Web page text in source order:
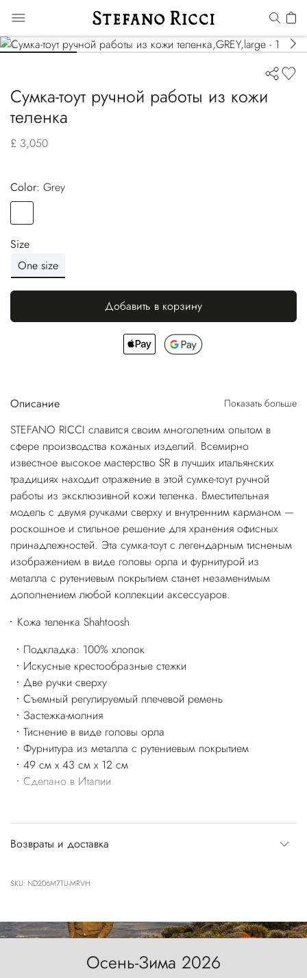
Сумка-тоут ручной работы из кожи
теленка
£ 3,050
Color:
grey
Size
One size
Добавить в корзину
Описание Показать больше
STEFANO RICCI славится своим многолетним опытом в
сфере производства кожаных изделий. Всемирно
известное высокое мастерство SR в лучших итальянских
традициях находит отражение в этой сумке-тоут ручной
работы из эксклюзивной кожи теленка. Вместительная
модель с двумя ручками сверху и внутренним карманом —
роскошное и стильное решение для хранения офисных
принадлежностей. Эта сумка-тоут с легендарным тисненым
изображением в виде головы орла и фурнитурой из
металла с рутениевым покрытием станет незаменимым
дополнением любой коллекции аксессуаров.
Кожа теленка Shahtoosh
Подкладка: 100% хлопок
Искусные крестообразные стежки
Две ручки сверху
Съемный регулируемый плечевой ремень
Застежка-молния
Тиснение в виде головы орла
Фурнитура из металла с рутениевым покрытием
49 см x 43 см x 12 см
Сделано в Италии
Возвраты и доставка
SKU: ND206M7TU-MRVH
Осень-Зима 2026